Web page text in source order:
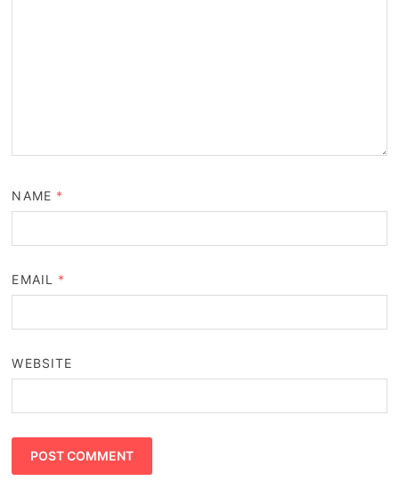
NAME *
EMAIL *
WEBSITE